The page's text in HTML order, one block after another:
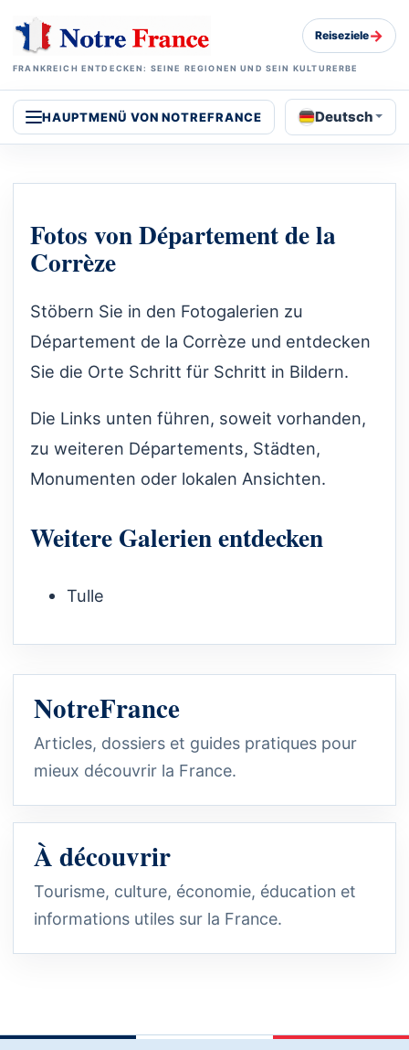
FRANKREICH ENTDECKEN: SEINE REGIONEN UND SEIN KULTURERBE
Reiseziele→
HAUPTMENÜ VON NOTREFRANCE Deutsch
Fotos von Département de la
Corrèze
Stöbern Sie in den Fotogalerien zu
Département de la Corrèze und entdecken
Sie die Orte Schritt für Schritt in Bildern.
Die Links unten führen, soweit vorhanden,
zu weiteren Départements, Städten,
Monumenten oder lokalen Ansichten.
Weitere Galerien entdecken
Tulle
NotreFrance
Articles, dossiers et guides pratiques pour
mieux découvrir la France.
À découvrir
Tourisme, culture, économie, éducation et
informations utiles sur la France.